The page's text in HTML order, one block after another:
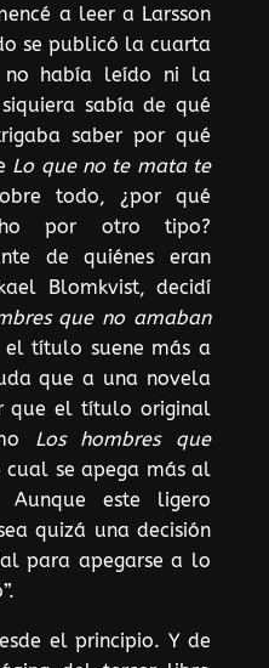
a leer a Larsson
se publicó la cuarta
no había leído ni la
sabía de qué
saber por qué
Lo que no te mata te
todo, ¿por qué
por otro tipo?
de quiénes eran
Blomkvist, decidí
que no amaban
el título suene más a
que a una novela
que el título original
Los hombres que
se apega más al
este ligero
quizá una decisión
para apegarse a lo
el principio. Y de